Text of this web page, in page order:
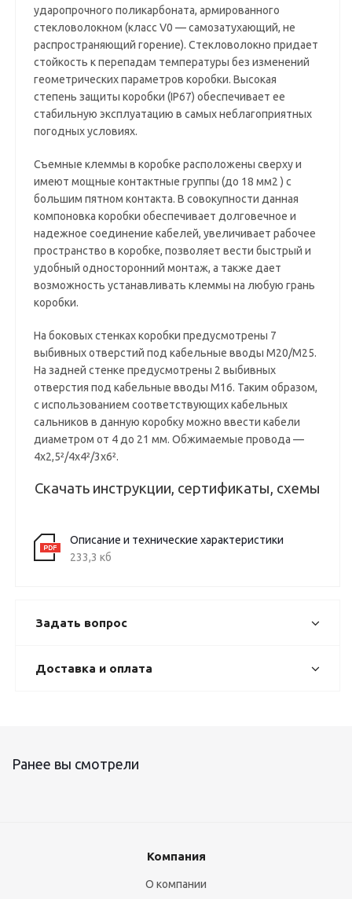
ударопрочного поликарбоната, армированного
стекловолокном (класс V0 — самозатухающий, не
распространяющий горение). Стекловолокно придает
стойкость к перепадам температуры без изменений
геометрических параметров коробки. Высокая
степень защиты коробки (IP67) обеспечивает ее
стабильную эксплуатацию в самых неблагоприятных
погодных условиях.
Съемные клеммы в коробке расположены сверху и
имеют мощные контактные группы (до 18 мм2 ) с
большим пятном контакта. В совокупности данная
компоновка коробки обеспечивает долговечное и
надежное соединение кабелей, увеличивает рабочее
пространство в коробке, позволяет вести быстрый и
удобный односторонний монтаж, а также дает
возможность устанавливать клеммы на любую грань
коробки.
На боковых стенках коробки предусмотрены 7
выбивных отверстий под кабельные вводы М20/М25.
На задней стенке предусмотрены 2 выбивных
отверстия под кабельные вводы М16. Таким образом,
с использованием соответствующих кабельных
сальников в данную коробку можно ввести кабели
диаметром от 4 до 21 мм. Обжимаемые провода —
4x2,5²/4x4²/3x6².
Скачать инструкции, сертификаты, схемы
Описание и технические характеристики
233,3 кб
Задать вопрос
Доставка и оплата
Ранее вы смотрели
Компания
О компании